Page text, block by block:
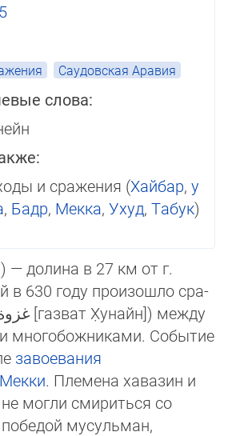
Саудовская Аравия
слова:
и сражения (Хайбар, у
, Бадр, Мекка, Ухуд, Табук)
‎) — долина в 27 км от г.
в 630 году произошло сра­
[газват Х̣унайн]‎) между
многобожниками. Со­бы­тие
завоевания
Мекки. Племена хавазин и
могли смириться со
победой мусульман,